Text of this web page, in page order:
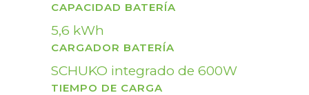
CAPACIDAD BATERÍA
5,6 kWh
CARGADOR BATERÍA
SCHUKO integrado de 600W
TIEMPO DE CARGA